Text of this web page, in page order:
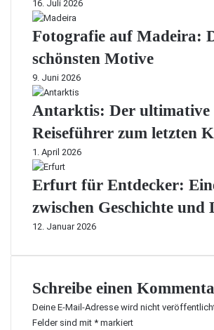
16. Juli 2026
Fotografie auf Madeira:
schönsten Motive
9. Juni 2026
Antarktis: Der ultimative
Reiseführer zum letzten
1. April 2026
Erfurt für Entdecker:
zwischen Geschichte und
12. Januar 2026
Schreibe einen
Deine E-Mail-Adresse wird nicht
Felder sind mit * markiert